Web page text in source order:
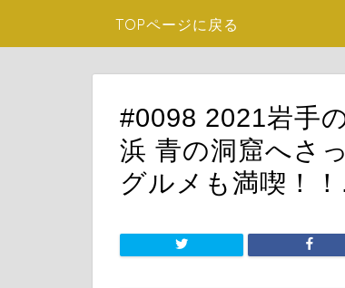
TOPページに戻る
#0098 2021岩手
浜 青の洞窟へさ
グルメも満喫！